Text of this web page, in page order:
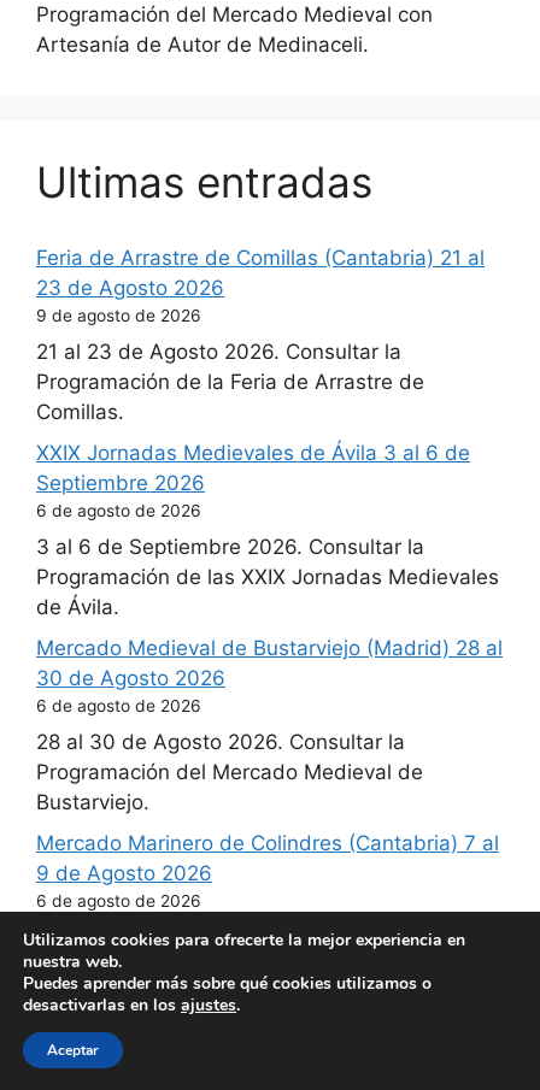
Programación del Mercado Medieval con
Artesanía de Autor de Medinaceli.
Ultimas entradas
Feria de Arrastre de Comillas (Cantabria) 21 al
23 de Agosto 2026
9 de agosto de 2026
21 al 23 de Agosto 2026. Consultar la
Programación de la Feria de Arrastre de
Comillas.
XXIX Jornadas Medievales de Ávila 3 al 6 de
Septiembre 2026
6 de agosto de 2026
3 al 6 de Septiembre 2026. Consultar la
Programación de las XXIX Jornadas Medievales
de Ávila.
Mercado Medieval de Bustarviejo (Madrid) 28 al
30 de Agosto 2026
6 de agosto de 2026
28 al 30 de Agosto 2026. Consultar la
Programación del Mercado Medieval de
Bustarviejo.
Mercado Marinero de Colindres (Cantabria) 7 al
9 de Agosto 2026
6 de agosto de 2026
7 al 9 de Agosto 2026. Consultar la
Programación del Mercado Marinero de
Colindres.
Gran Mercado Medieval de Villarrubia de los
Ojos (Ciudad Real) 28 al 30 de Agosto 2026
Utilizamos cookies para ofrecerte la mejor experiencia en
nuestra web.
Puedes aprender más sobre qué cookies utilizamos o
desactivarlas en los ajustes.
Aceptar